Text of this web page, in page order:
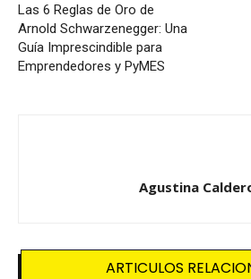
Las 6 Reglas de Oro de
Arnold Schwarzenegger: Una
Guía Imprescindible para
Emprendedores y PyMES
Agustina
ARTICULOS